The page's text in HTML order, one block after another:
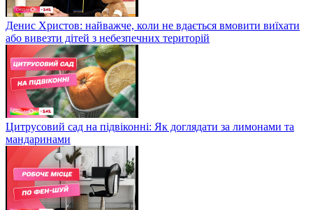
Денис Христов: найважче, коли не вдається вмовити виїхати
або вивезти дітей з небезпечних територій
Цитрусовий сад на підвіконні: Як доглядати за лимонами та
мандаринами